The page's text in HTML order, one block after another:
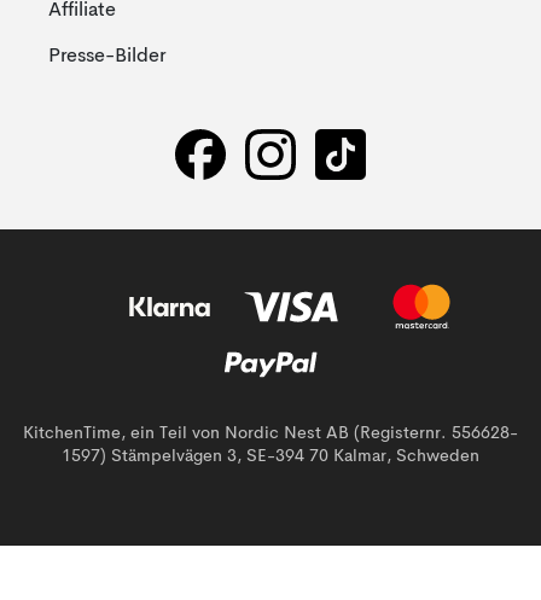
Affiliate
Presse-Bilder
KitchenTime, ein Teil von Nordic Nest AB (Registernr. 556628-
1597) Stämpelvägen 3, SE-394 70 Kalmar, Schweden